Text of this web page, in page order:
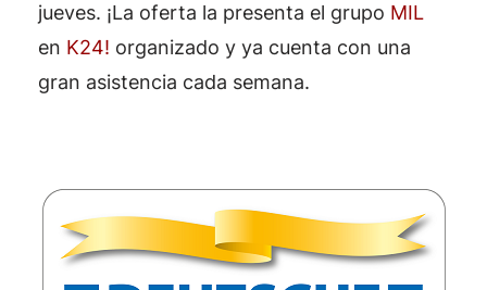
jueves. ¡La oferta la presenta el grupo MIL
en K24! organizado y ya cuenta con una
gran asistencia cada semana.